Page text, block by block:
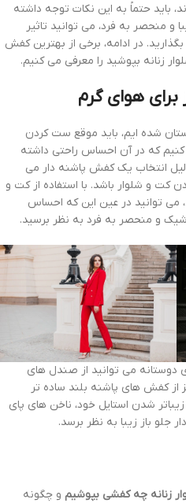
باید حتماً به این نکات توجه داشته
و منحصر به فرد، می توانید تاثیر
در ادامه، برخی از بهترین کفش
زنانه بپوشید را معرفی می کنیم.
هوای گرم
شده ایم، باید موقع ست کردن
که در آن احساس راحتی داشته
انتخاب یک کفش پاشنه دار می
کت و شلوار باشد. با استفاده از کت و
می توانید در عین این که احساس
شیک و منحصر به فرد به نظر برسید.
دوستانه می توانید از صندل های
از کفش های پاشنه بلند ساده تر
شدن استایل خود، ناخن های پای
جلو باز زیبا به نظر برسد.
زنانه چه کفشی بپوشیم و چگونه